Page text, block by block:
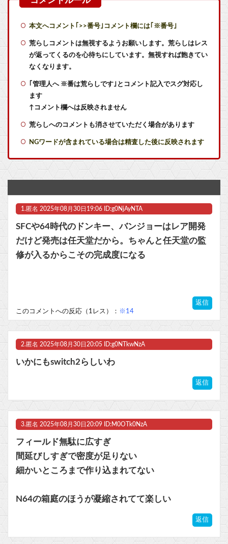
【艦これ】ひみつの通り道 他
【艦これ】天津風の憂鬱 他
【カードキャプターさくら】コトブキヤ「木之本桜 [包囲(シージュ)]コスチュームVer.」フィギュア【彩色原型公開】他
【最初のトロフィー取るまでやってみた】カワイイけどクセ強なロジックパズル『Is This Seat Taken?』こだわりの強いキャラたちのお気に入りの一席を探してあげよう！
【艦これ】ほい、恐らく世界一需要がないE5-4甲クリア編成
ビットコイン再び1600万円へ。ドル円は147円に
Powered by livedoor 相互RSS
本文へコメント｢>>番号｣コメント欄には｢※番号｣
荒らしコメントは無視するようお願いします。荒らしはレス
が返ってくるのを心待ちにしています。無視すれば飽きてい
なくなります。
｢管理人へ ※番は荒らしです｣とコメント記入でスグ対応し
ます
↑コメント欄へは反映されません
荒らしへのコメントも消させていただく場合があります
NGワードが含まれている場合は精査した後に反映されます
1. 匿名 2025年08月30日19:06 ID:g0NjAyNTA
SFCや64時代のドンキー、バンジョーはレア開発
だけど発売は任天堂だから。ちゃんと任天堂の監
修が入るからこその完成度になる
返信
このコメントへの反応（1レス）： ※14
2. 匿名 2025年08月30日20:05 ID:g0NTkwNzA
いかにもswitch2らしいわ
返信
3. 匿名 2025年08月30日20:09 ID:M0OTk0NzA
フィールド無駄に広すぎ
間延びしすぎで密度が足りない
細かいところまで作り込まれてない
N64の箱庭のほうが凝縮されてて楽しい
返信